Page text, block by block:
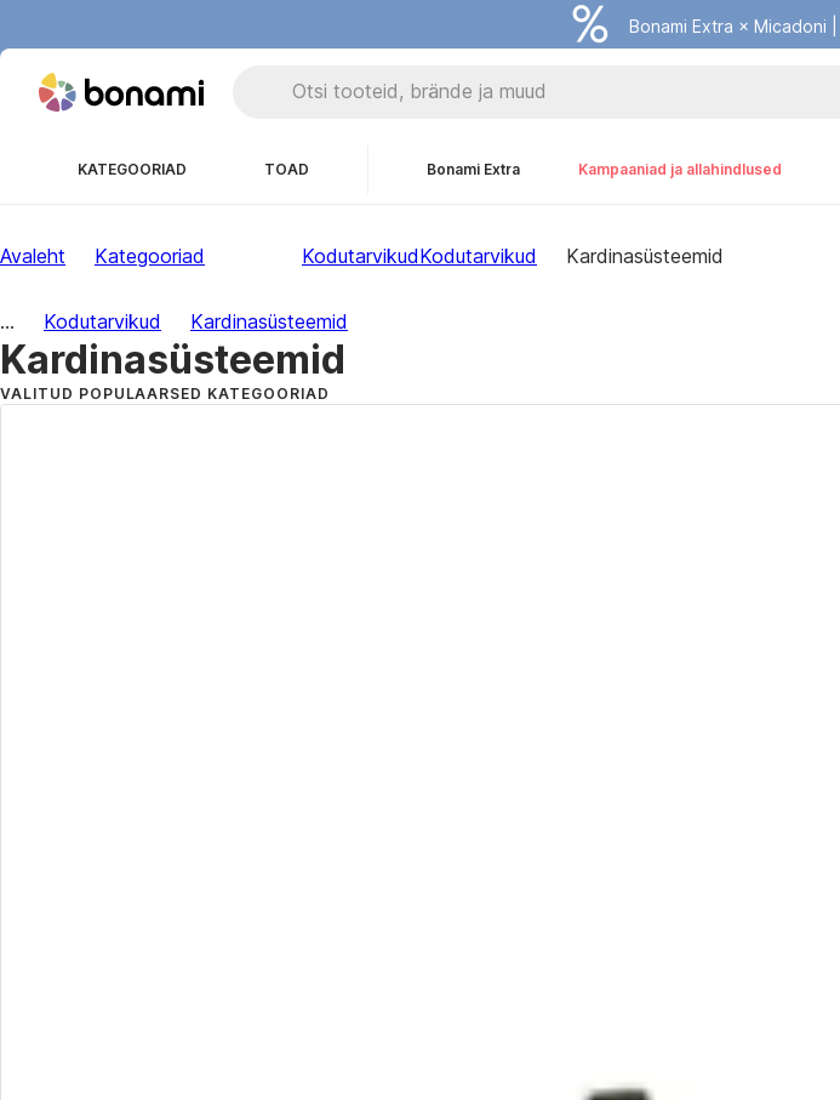
Bonami Extra × Micadoni |
KATEGOORIAD TOAD Bonami Extra Kampaaniad ja allahindlused
Avaleht Kategooriad KodutarvikudKodutarvikud Kardinasüsteemid
... Kodutarvikud Kardinasüsteemid
Kardinasüsteemid
VALITUD POPULAARSED KATEGOORIAD